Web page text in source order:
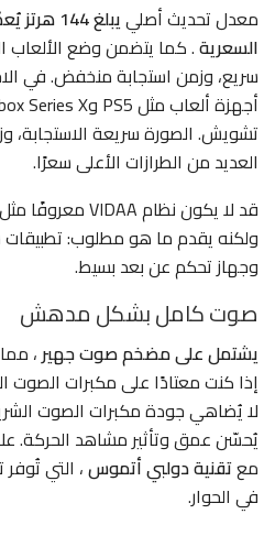
معدل تحديث أصلي
يبلغ
السعرية. كما يتضمن وضع الألعاب
سريع، وزمن استجابة منخفض. في
تشويش. الصورة سريعة الاستجابة،
العديد من الطرازات الأعلى سعرًا.
ولكنه يقدم ما هو مطلوب:
وجهاز تحكم عن بعد بسيط.
صوت كامل بشكل مدهش
يشتمل على مضخم صوت جهير،
إذا كنت معتادًا على مكبرات الصوت
لا يُضاهي جودة مكبرات الصوت
يُحسّن عمق وتأثير مشاهد الحركة.
معتقنية دولبي أتموس، التي
في الحوار.